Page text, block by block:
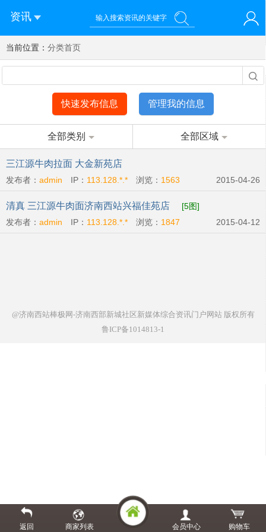
资讯
您好！欢迎来到济南西站棒极网-济南西部新城社区新媒体综
合资讯门户网站
登录 注册 微信快速登录
当前位置： 分类首页
快速发布信息 管理我的信息
全部类别 全部区域
三江源牛肉拉面 大金新苑店
发布者： admin IP： 113.128.*.* 浏览： 1563 2015-04-26
清真 三江源牛肉面济南西站兴福佳苑店
[5图]
发布者： admin IP： 113.128.*.* 浏览： 1847 2015-04-12
@济南西站棒极网-济南西部新城社区新媒体综合资讯门户网站版权所有
鲁ICP备1014813-1
返回 商家列表 会员中心 购物车